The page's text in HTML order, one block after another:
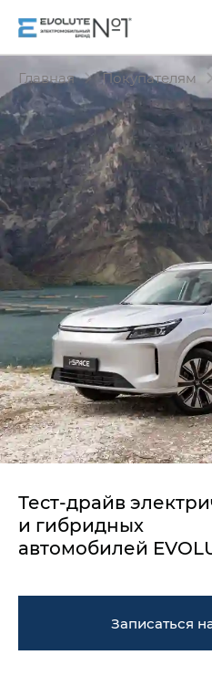
Главная Покупателям
Тест-драйв
и гибридных
автомобилей
Записаться